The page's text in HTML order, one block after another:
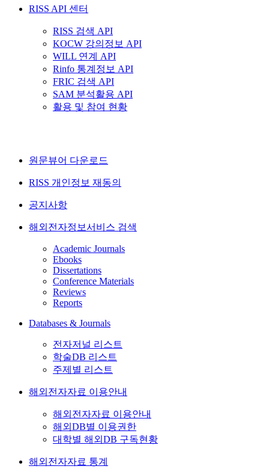
RISS API 센터
RISS 검색 API
KOCW 강의정보 API
WILL 연계 API
Rinfo 통계정보 API
FRIC 검색 API
SAM 분석활용 API
활용 및 참여 현황
원문뷰어 다운로드
RISS 개인정보 재동의
공지사항
해외전자정보서비스 검색
Academic Journals
Ebooks
Dissertations
Conference Materials
Reviews
Reports
Databases & Journals
전자저널 리스트
학술DB 리스트
주제별 리스트
해외전자자료 이용안내
해외전자자료 이용안내
해외DB별 이용권한
대학별 해외DB 구독현황
해외전자자료 통계